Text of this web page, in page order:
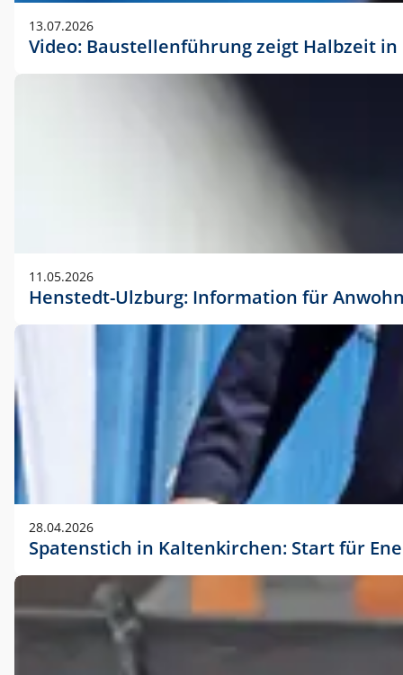
13.07.2026
Video: Baustellenführung zeigt Halbzeit
11.05.2026
Henstedt-Ulzburg: Information für
28.04.2026
Spatenstich in Kaltenkirchen: Start für